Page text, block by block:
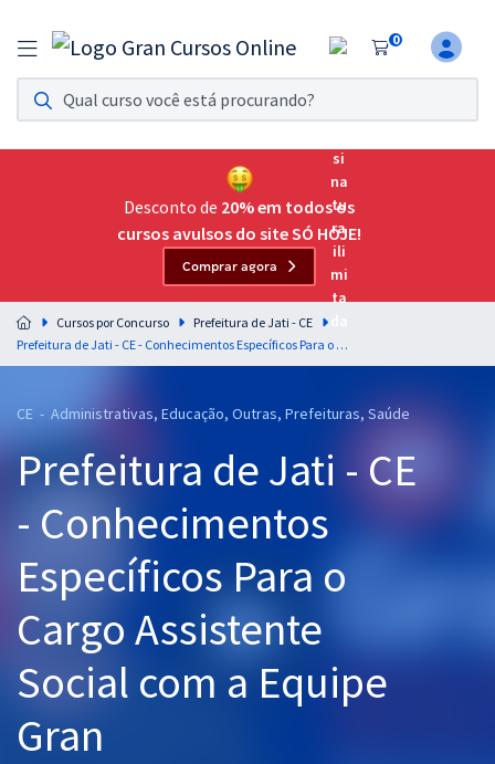
0
Assinatura Ilimitada 11
Acesso a todos os cursos. Teste grátis por 7 dias!
Assinatura OAB Até Passar
Acesso ilimitado a toda preparação para o Exame da
Residências Multiprofissionais
Preparação completa e intensiva para as principais
residências em saúde do Brasil
Cursos 20% OFF
Pós
Graduação
OAB
Mentorias
Questões grátis
Desconto de 20% em todos os
cursos avulsos do site SÓ HOJE!
Comprar agora
Cursos por Concurso
Prefeitura de Jati - CE
Prefeitura de Jati - CE - Conhecimentos Específicos Para o Cargo Assistente Social com a Equipe Gran
CE - Administrativas, Educação, Outras, Prefeituras, Saúde
Prefeitura de Jati - CE
- Conhecimentos
Específicos Para o
Cargo Assistente
Social com a Equipe
Gran